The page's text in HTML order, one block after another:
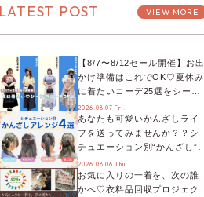
LATEST POST VIEW MORE
【8/7〜8/12セール開催】お出
かけ準備はこれでOK♡夏休み
に着たいコーデ25選をシーン
別に徹底解説！
2026.08.07 Fri.
あなたも可愛いかんざしライ
フを送ってみませんか？？シ
チュエーション別“かんざし”の
オススメ【ショップスタッフ
編集部】
2026.08.06 Thu.
お気に入りの一着を、次の誰
かへ♡衣料品回収プロジェク